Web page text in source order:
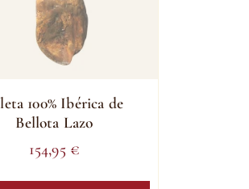
100% Ibérica de
Bellota Lazo
154,95 €
Este